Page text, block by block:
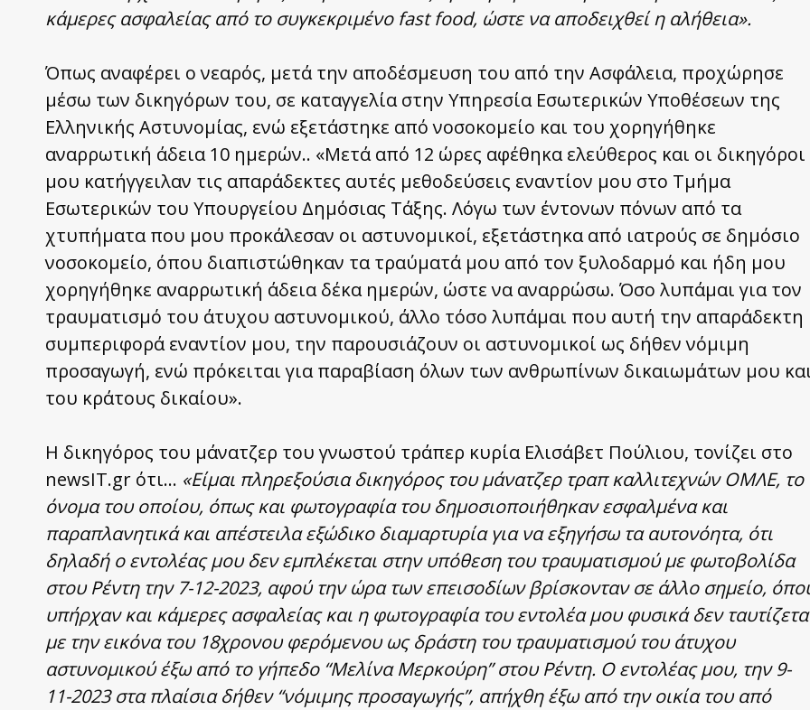
κάμερες ασφαλείας από το συγκεκριμένο fast food, ώστε να αποδειχθεί η αλήθεια».
Όπως αναφέρει ο νεαρός, μετά την αποδέσμευση του από την Ασφάλεια, προχώρησε
μέσω των δικηγόρων του, σε καταγγελία στην Υπηρεσία Εσωτερικών Υποθέσεων της
Ελληνικής Αστυνομίας, ενώ εξετάστηκε από νοσοκομείο και του χορηγήθηκε
αναρρωτική άδεια 10 ημερών.. «Μετά από 12 ώρες αφέθηκα ελεύθερος και οι δικηγόροι
μου κατήγγειλαν τις απαράδεκτες αυτές μεθοδεύσεις εναντίον μου στο Τμήμα
Εσωτερικών του Υπουργείου Δημόσιας Τάξης. Λόγω των έντονων πόνων από τα
χτυπήματα που μου προκάλεσαν οι αστυνομικοί, εξετάστηκα από ιατρούς σε δημόσιο
νοσοκομείο, όπου διαπιστώθηκαν τα τραύματά μου από τον ξυλοδαρμό και ήδη μου
χορηγήθηκε αναρρωτική άδεια δέκα ημερών, ώστε να αναρρώσω. Όσο λυπάμαι για τον
τραυματισμό του άτυχου αστυνομικού, άλλο τόσο λυπάμαι που αυτή την απαράδεκτη
συμπεριφορά εναντίον μου, την παρουσιάζουν οι αστυνομικοί ως δήθεν νόμιμη
προσαγωγή, ενώ πρόκειται για παραβίαση όλων των ανθρωπίνων δικαιωμάτων μου
του κράτους δικαίου».
Η δικηγόρος του μάνατζερ του γνωστού τράπερ κυρία Ελισάβετ Πούλιου, τονίζει στο
newsIT.gr ότι… «Είμαι πληρεξούσια δικηγόρος του μάνατζερ τραπ καλλιτεχνών ΟΜΛΕ, το
όνομα του οποίου, όπως και φωτογραφία του δημοσιοποιήθηκαν εσφαλμένα και
παραπλανητικά και απέστειλα εξώδικο διαμαρτυρία για να εξηγήσω τα αυτονόητα, ότι
δηλαδή ο εντολέας μου δεν εμπλέκεται στην υπόθεση του τραυματισμού με φωτοβολίδα
στου Ρέντη την 7-12-2023, αφού την ώρα των επεισοδίων βρίσκονταν σε άλλο σημείο,
υπήρχαν και κάμερες ασφαλείας και η φωτογραφία του εντολέα μου φυσικά δεν
με την εικόνα του 18χρονου φερόμενου ως δράστη του τραυματισμού του άτυχου
αστυνομικού έξω από το γήπεδο “Μελίνα Μερκούρη” στου Ρέντη. Ο εντολέας μου, την 9-
11-2023 στα πλαίσια δήθεν “νόμιμης προσαγωγής”, απήχθη έξω από την οικία του από